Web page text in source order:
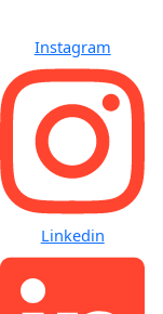
Instagram
Linkedin